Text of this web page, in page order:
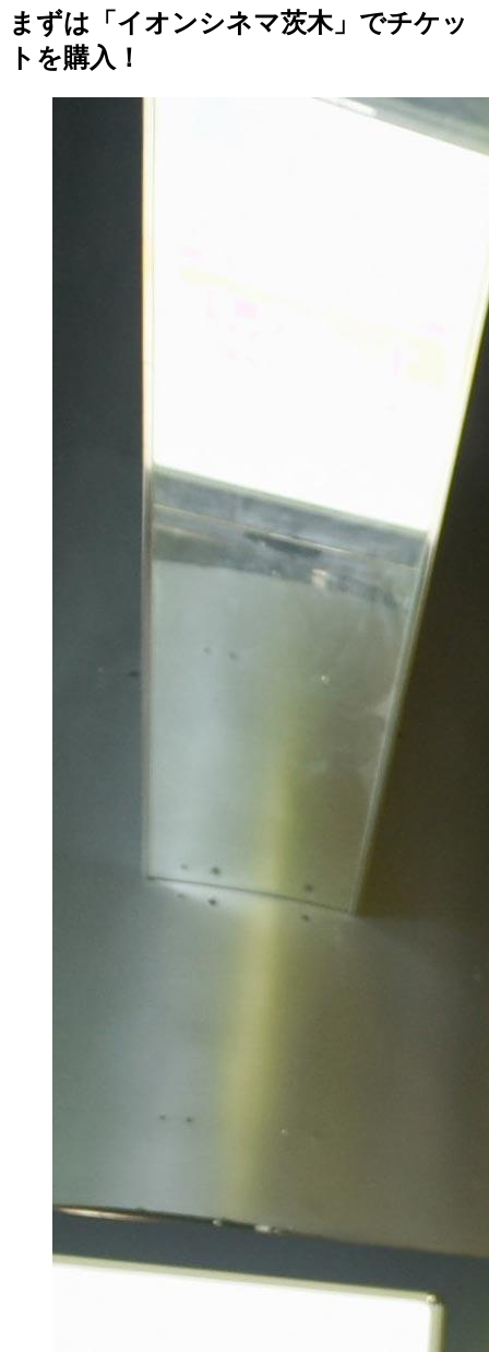
まずは「イオンシネマ茨木」でチケッ
トを購入！